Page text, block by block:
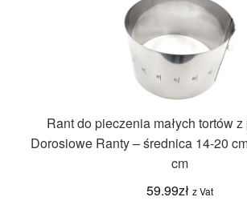
Rant do pieczenia małych tortów z
Dorosiowe Ranty – średnica 14-20
cm
59.99zł z Vat